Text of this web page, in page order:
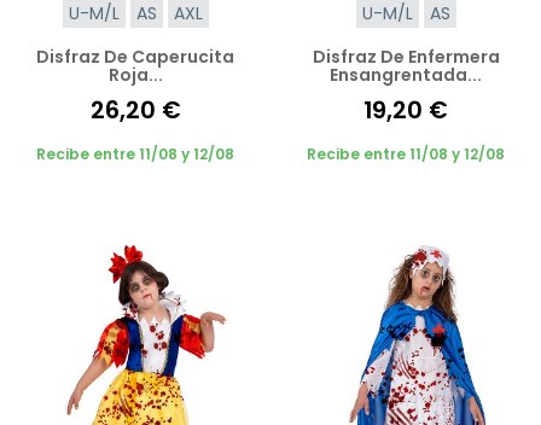
U-M/L AS
AXL
Disfraz De Caperucita
Roja...
26,20 €
Recibe entre 11/08 y 12/08
U-M/L
AS
Disfraz De Enfermera
Ensangrentada...
19,20 €
Recibe entre 11/08 y 12/08